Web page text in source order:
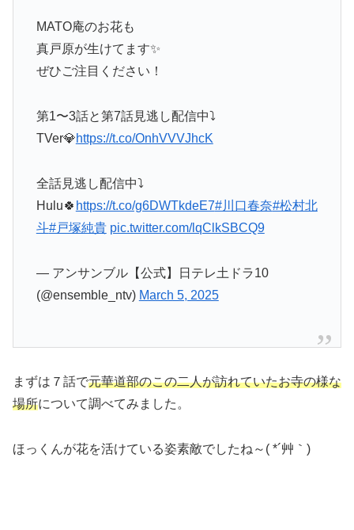
MATO庵のお花も
真戸原が生けてます✨
ぜひご注目ください！
第1〜3話と第7話見逃し配信中⤵️
TVer💎https://t.co/OnhVVVJhcK
全話見逃し配信中⤵️
Hulu🍀 https://t.co/g6DWTkdeE7#川口春奈#松村北
斗#戸塚純貴 pic.twitter.com/lqClkSBCQ9
— アンサンブル【公式】日テレ土ドラ10
(@ensemble_ntv) March 5, 2025
まずは７話で元華道部のこの二人が訪れていたお寺の様な
場所について調べてみました。
ほっくんが花を活けている姿素敵でしたね～( *´艸｀)